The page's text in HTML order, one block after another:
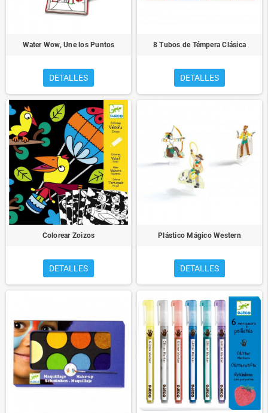
Water Wow, Une los Puntos
DETALLES
8 Tubos de Témpera Clásica
DETALLES
Colorear Zoizos
DETALLES
Plástico Mágico Western
DETALLES